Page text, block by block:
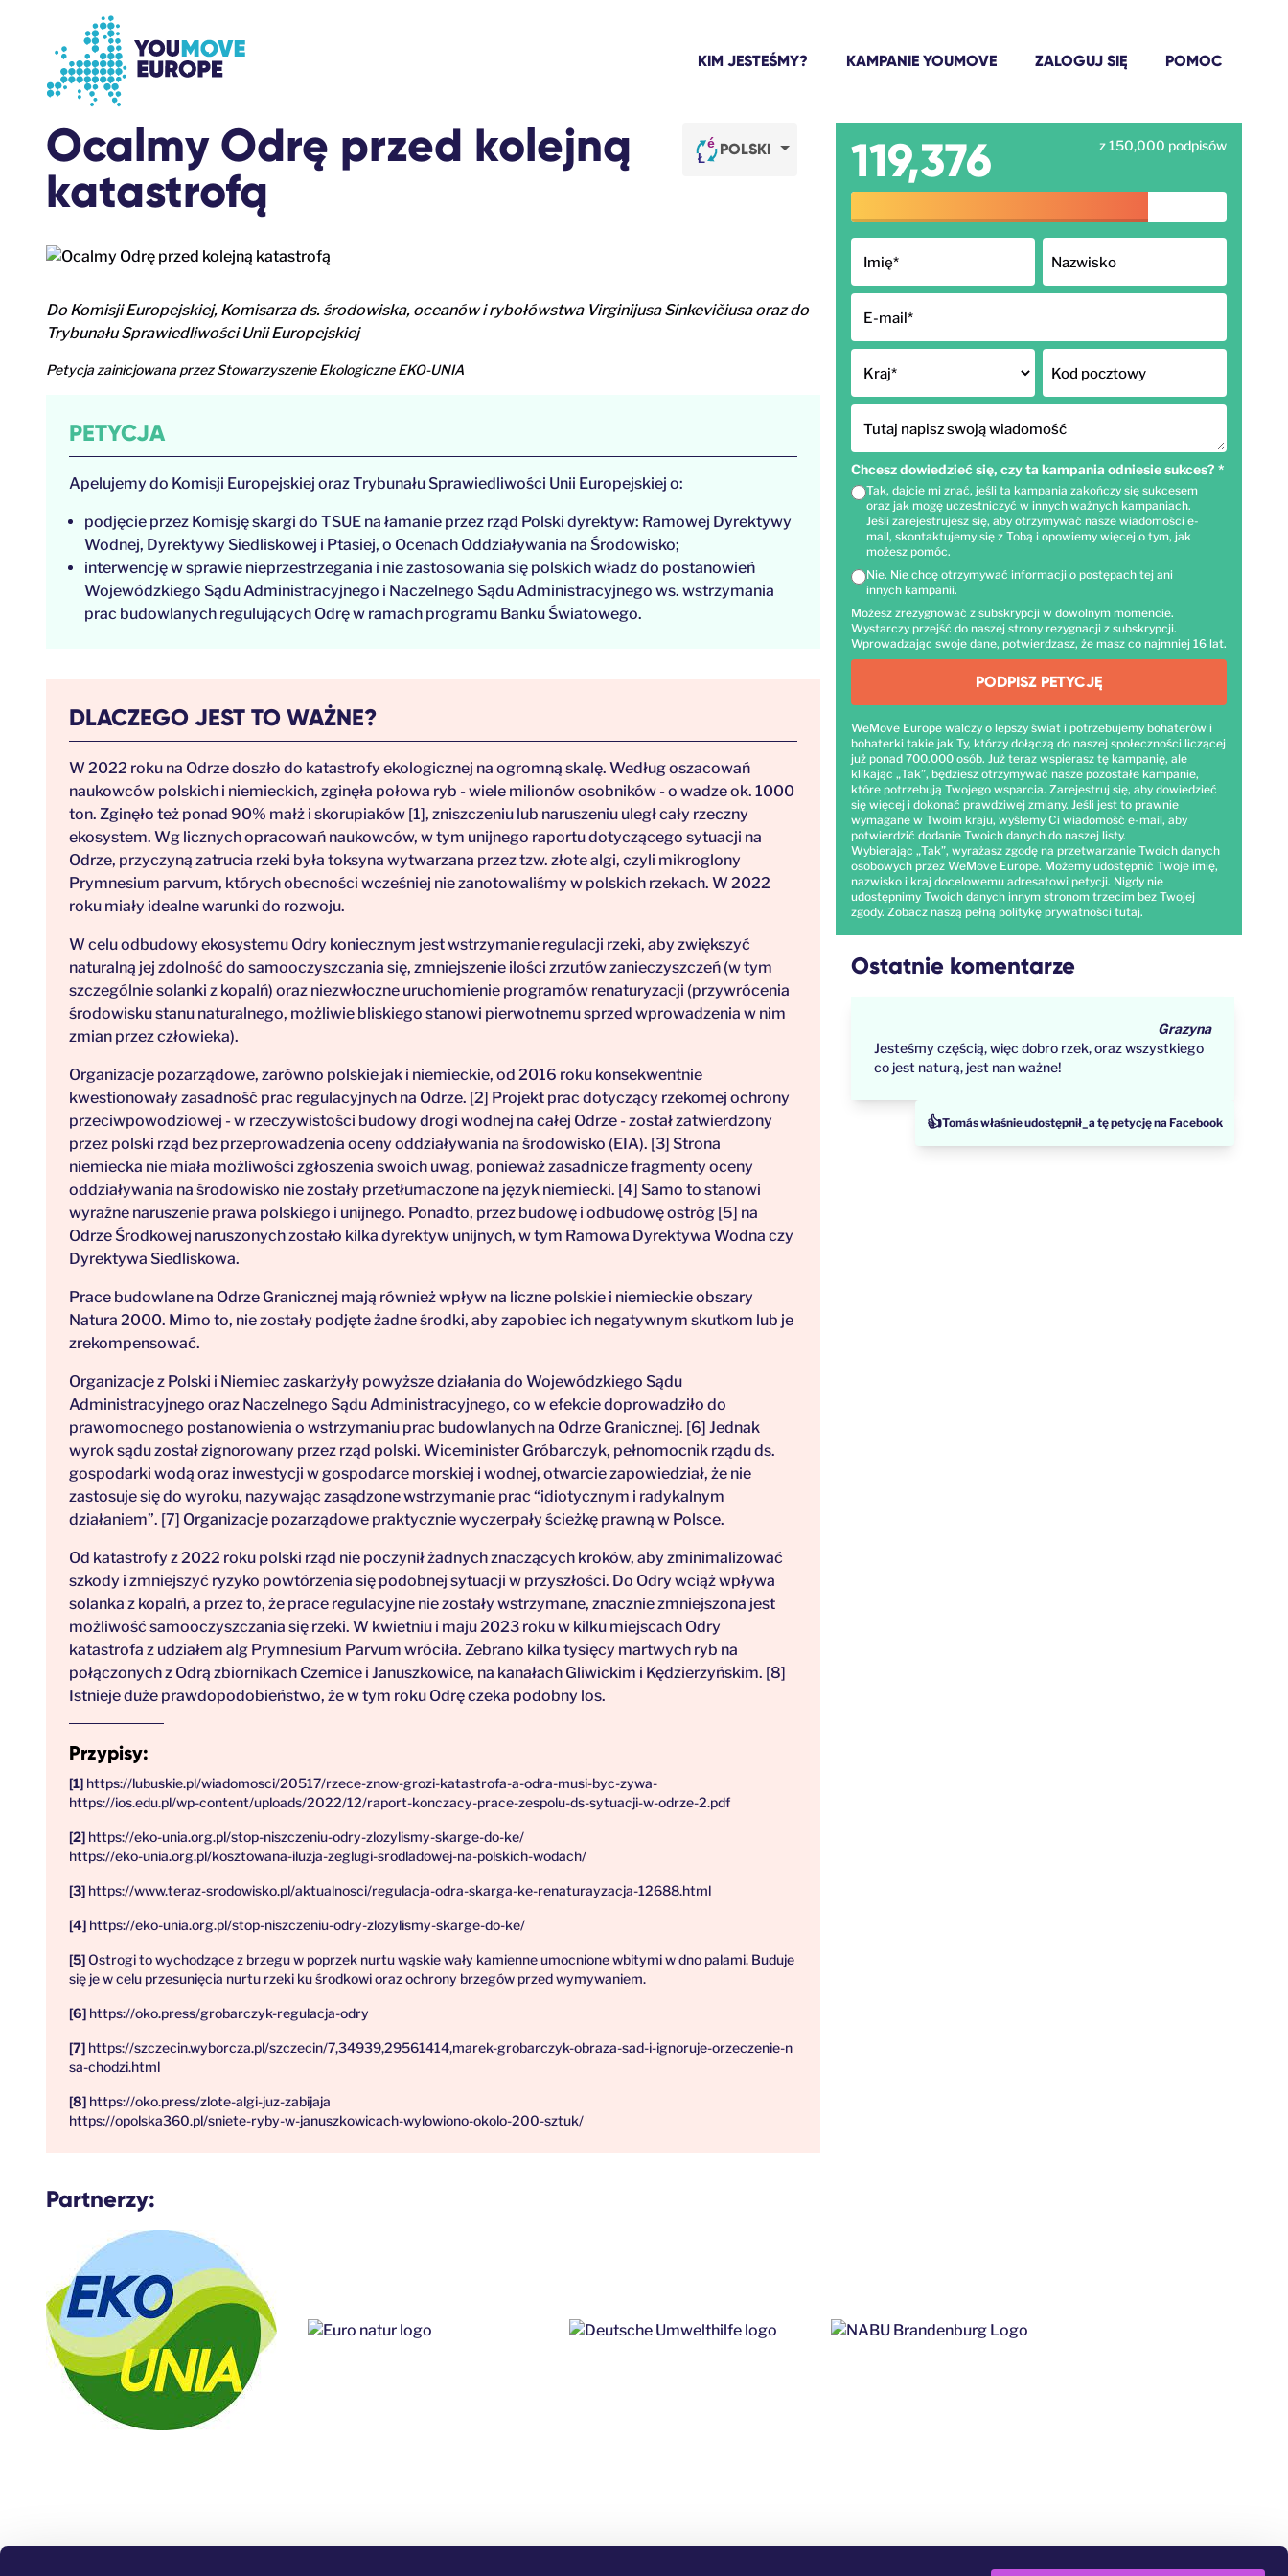
KIM JESTEŚMY? KAMPANIE YOUMOVE ZALOGUJ SIĘ POMOC
POLSKI
Ocalmy Odrę przed kolejną
katastrofą
Do Komisji Europejskiej, Komisarza ds. środowiska, oceanów i rybołówstwa Virginijusa Sinkevičiusa oraz do
Trybunału Sprawiedliwości Unii Europejskiej
Petycja zainicjowana przez Stowarzyszenie Ekologiczne EKO-UNIA
PETYCJA
Apelujemy do Komisji Europejskiej oraz Trybunału Sprawiedliwości Unii Europejskiej o:
podjęcie przez Komisję skargi do TSUE na łamanie przez rząd Polski dyrektyw: Ramowej Dyrektywy
Wodnej, Dyrektywy Siedliskowej i Ptasiej, o Ocenach Oddziaływania na Środowisko;
interwencję w sprawie nieprzestrzegania i nie zastosowania się polskich władz do postanowień
Wojewódzkiego Sądu Administracyjnego i Naczelnego Sądu Administracyjnego ws. wstrzymania
prac budowlanych regulujących Odrę w ramach programu Banku Światowego.
DLACZEGO JEST TO WAŻNE?
W 2022 roku na Odrze doszło do katastrofy ekologicznej na ogromną skalę. Według oszacowań
naukowców polskich i niemieckich, zginęła połowa ryb - wiele milionów osobników - o wadze ok. 1000
ton. Zginęło też ponad 90% małż i skorupiaków [1], zniszczeniu lub naruszeniu uległ cały rzeczny
ekosystem. Wg licznych opracowań naukowców, w tym unijnego raportu dotyczącego sytuacji na
Odrze, przyczyną zatrucia rzeki była toksyna wytwarzana przez tzw. złote algi, czyli mikroglony
Prymnesium parvum, których obecności wcześniej nie zanotowaliśmy w polskich rzekach. W 2022
roku miały idealne warunki do rozwoju.
W celu odbudowy ekosystemu Odry koniecznym jest wstrzymanie regulacji rzeki, aby zwiększyć
naturalną jej zdolność do samooczyszczania się, zmniejszenie ilości zrzutów zanieczyszczeń (w tym
szczególnie solanki z kopalń) oraz niezwłoczne uruchomienie programów renaturyzacji (przywrócenia
środowisku stanu naturalnego, możliwie bliskiego stanowi pierwotnemu sprzed wprowadzenia w nim
zmian przez człowieka).
Organizacje pozarządowe, zarówno polskie jak i niemieckie, od 2016 roku konsekwentnie
kwestionowały zasadność prac regulacyjnych na Odrze. [2] Projekt prac dotyczący rzekomej ochrony
przeciwpowodziowej - w rzeczywistości budowy drogi wodnej na całej Odrze - został zatwierdzony
przez polski rząd bez przeprowadzenia oceny oddziaływania na środowisko (EIA). [3] Strona
niemiecka nie miała możliwości zgłoszenia swoich uwag, ponieważ zasadnicze fragmenty oceny
oddziaływania na środowisko nie zostały przetłumaczone na język niemiecki. [4] Samo to stanowi
wyraźne naruszenie prawa polskiego i unijnego. Ponadto, przez budowę i odbudowę ostróg [5] na
Odrze Środkowej naruszonych zostało kilka dyrektyw unijnych, w tym Ramowa Dyrektywa Wodna czy
Dyrektywa Siedliskowa.
Prace budowlane na Odrze Granicznej mają również wpływ na liczne polskie i niemieckie obszary
Natura 2000. Mimo to, nie zostały podjęte żadne środki, aby zapobiec ich negatywnym skutkom lub je
zrekompensować.
Organizacje z Polski i Niemiec zaskarżyły powyższe działania do Wojewódzkiego Sądu
Administracyjnego oraz Naczelnego Sądu Administracyjnego, co w efekcie doprowadziło do
prawomocnego postanowienia o wstrzymaniu prac budowlanych na Odrze Granicznej. [6] Jednak
wyrok sądu został zignorowany przez rząd polski. Wiceminister Gróbarczyk, pełnomocnik rządu ds.
gospodarki wodą oraz inwestycji w gospodarce morskiej i wodnej, otwarcie zapowiedział, że nie
zastosuje się do wyroku, nazywając zasądzone wstrzymanie prac “idiotycznym i radykalnym
działaniem”. [7] Organizacje pozarządowe praktycznie wyczerpały ścieżkę prawną w Polsce.
Od katastrofy z 2022 roku polski rząd nie poczynił żadnych znaczących kroków, aby zminimalizować
szkody i zmniejszyć ryzyko powtórzenia się podobnej sytuacji w przyszłości. Do Odry wciąż wpływa
solanka z kopalń, a przez to, że prace regulacyjne nie zostały wstrzymane, znacznie zmniejszona jest
możliwość samooczyszczania się rzeki. W kwietniu i maju 2023 roku w kilku miejscach Odry
katastrofa z udziałem alg Prymnesium Parvum wróciła. Zebrano kilka tysięcy martwych ryb na
połączonych z Odrą zbiornikach Czernice i Januszkowice, na kanałach Gliwickim i Kędzierzyńskim. [8]
Istnieje duże prawdopodobieństwo, że w tym roku Odrę czeka podobny los.
Przypisy:
https://lubuskie.pl/wiadomosci/20517/rzece-znow-grozi-katastrofa-a-odra-musi-byc-zywa-
https://ios.edu.pl/wp-content/uploads/2022/12/raport-konczacy-prace-zespolu-ds-sytuacji-w-odrze-2.pdf
https://eko-unia.org.pl/stop-niszczeniu-odry-zlozylismy-skarge-do-ke/
https://eko-unia.org.pl/kosztowana-iluzja-zeglugi-srodladowej-na-polskich-wodach/
https://www.teraz-srodowisko.pl/aktualnosci/regulacja-odra-skarga-ke-renaturayzacja-12688.html
https://eko-unia.org.pl/stop-niszczeniu-odry-zlozylismy-skarge-do-ke/
Ostrogi to wychodzące z brzegu w poprzek nurtu wąskie wały kamienne umocnione wbitymi w dno palami. Buduje
się je w celu przesunięcia nurtu rzeki ku środkowi oraz ochrony brzegów przed wymywaniem.
https://oko.press/grobarczyk-regulacja-odry
https://szczecin.wyborcza.pl/szczecin/7,34939,29561414,marek-grobarczyk-obraza-sad-i-ignoruje-orzeczenie-n
sa-chodzi.html
https://oko.press/zlote-algi-juz-zabijaja
https://opolska360.pl/sniete-ryby-w-januszkowicach-wylowiono-okolo-200-sztuk/
Partnerzy:
119,376 z 150,000 podpisów
Imię* Nazwisko
E-mail*
Kraj* Kod pocztowy
Tutaj napisz swoją wiadomość
Chcesz dowiedzieć się, czy ta kampania odniesie sukces? *
Tak, dajcie mi znać, jeśli ta kampania zakończy się sukcesem
oraz jak mogę uczestniczyć w innych ważnych kampaniach.
Jeśli zarejestrujesz się, aby otrzymywać nasze wiadomości e-
mail, skontaktujemy się z Tobą i opowiemy więcej o tym, jak
możesz pomóc.
Nie. Nie chcę otrzymywać informacji o postępach tej ani
innych kampanii.
Możesz zrezygnować z subskrypcji w dowolnym momencie.
Wystarczy przejść do naszej strony rezygnacji z subskrypcji.
Wprowadzając swoje dane, potwierdzasz, że masz co najmniej 16 lat.
PODPISZ PETYCJĘ
WeMove Europe walczy o lepszy świat i potrzebujemy bohaterów i
bohaterki takie jak Ty, którzy dołączą do naszej społeczności liczącej
już ponad 700.000 osób. Już teraz wspierasz tę kampanię, ale
klikając „Tak”, będziesz otrzymywać nasze pozostałe kampanie,
które potrzebują Twojego wsparcia. Zarejestruj się, aby dowiedzieć
się więcej i dokonać prawdziwej zmiany. Jeśli jest to prawnie
wymagane w Twoim kraju, wyślemy Ci wiadomość e-mail, aby
potwierdzić dodanie Twoich danych do naszej listy.
Wybierając „Tak”, wyrażasz zgodę na przetwarzanie Twoich danych
osobowych przez WeMove Europe. Możemy udostępnić Twoje imię,
nazwisko i kraj docelowemu adresatowi petycji. Nigdy nie
udostępnimy Twoich danych innym stronom trzecim bez Twojej
zgody. Zobacz naszą pełną politykę prywatności tutaj.
Ostatnie komentarze
Grazyna
Jesteśmy częścią, więc dobro rzek, oraz wszystkiego
co jest naturą, jest nan ważne!
👍Tomás właśnie udostępnił_a tę petycję na Facebook